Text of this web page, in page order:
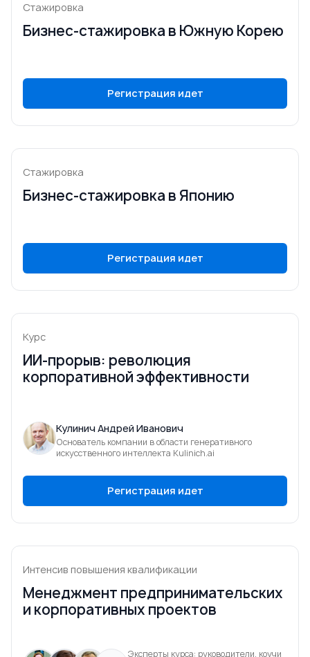
Стажировка
Бизнес-стажировка в Южную Корею
Регистрация идет
Стажировка
Бизнес-стажировка в Японию
Регистрация идет
Курс
ИИ-прорыв: революция
корпоративной эффективности
Кулинич Андрей Иванович
Основатель компании в области генеративного
искусственного интеллекта Kulinich.ai
Регистрация идет
Интенсив повышения квалификации
Менеджмент предпринимательских
и корпоративных проектов
Эксперты курса: руководители, коучи